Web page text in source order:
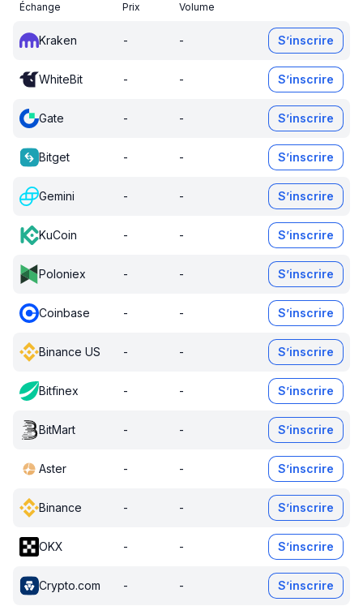
Échange Prix Volume
Kraken - - S’inscrire
WhiteBit - - S’inscrire
Gate - - S’inscrire
Bitget - - S’inscrire
Gemini - - S’inscrire
KuCoin - - S’inscrire
Poloniex - - S’inscrire
Coinbase - - S’inscrire
Binance US - - S’inscrire
Bitfinex - - S’inscrire
BitMart - - S’inscrire
Aster - - S’inscrire
Binance - - S’inscrire
OKX - - S’inscrire
Crypto.com - - S’inscrire